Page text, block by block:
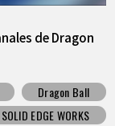
de Dragon
Dragon Ball
SOLID EDGE WORKS